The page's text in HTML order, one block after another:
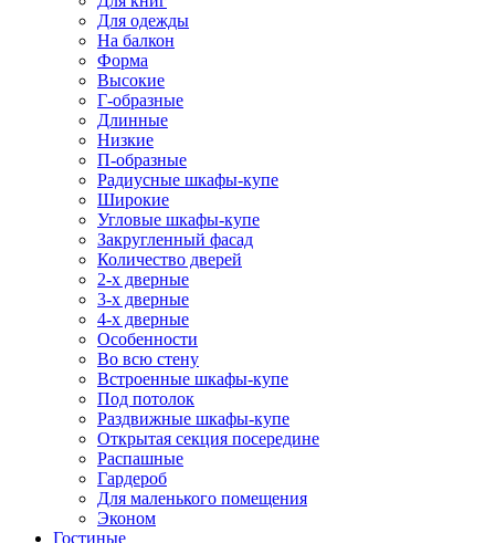
Для одежды
На балкон
Форма
Высокие
Г-образные
Длинные
Низкие
П-образные
Радиусные шкафы-купе
Широкие
Угловые шкафы-купе
Закругленный фасад
Количество дверей
2-х дверные
3-х дверные
4-х дверные
Особенности
Во всю стену
Встроенные шкафы-купе
Под потолок
Раздвижные шкафы-купе
Открытая секция посередине
Распашные
Гардероб
Для маленького помещения
Эконом
Гостиные